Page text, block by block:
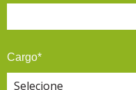
Cargo*